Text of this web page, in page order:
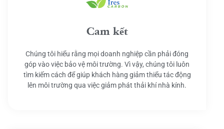
Cam kết
Chúng tôi hiểu rằng mọi doanh nghiệp cần phải đóng
góp vào việc bảo vệ môi trường. Vì vậy, chúng tôi luôn
tìm kiếm cách để giúp khách hàng giảm thiểu tác động
lên môi trường qua việc giảm phát thải khí nhà kính.